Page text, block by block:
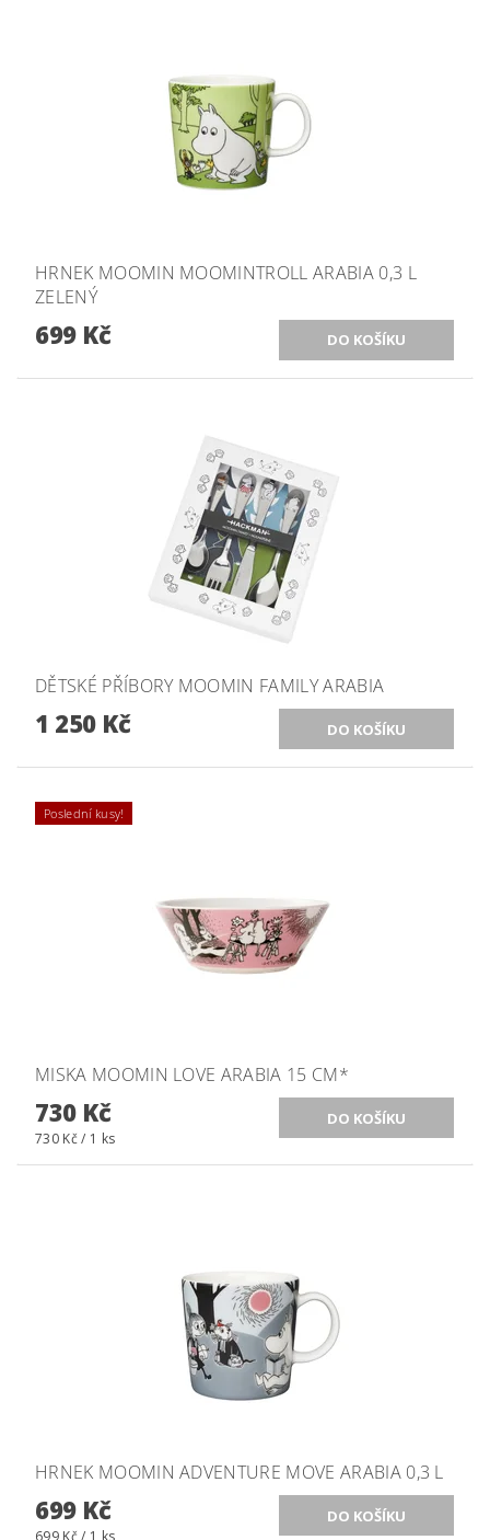
HRNEK MOOMIN MOOMINTROLL ARABIA 0,3 L
ZELENÝ
699 Kč
DĚTSKÉ PŘÍBORY MOOMIN FAMILY ARABIA
1 250 Kč
Poslední kusy!
MISKA MOOMIN LOVE ARABIA 15 CM*
730 Kč
730 Kč / 1 ks
HRNEK MOOMIN ADVENTURE MOVE ARABIA 0,3 L
699 Kč
699 Kč / 1 ks